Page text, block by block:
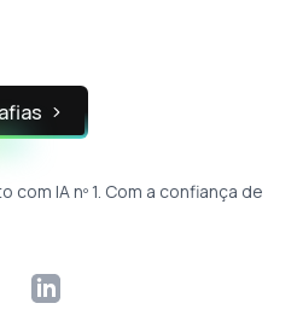
IA nº 1. Com a confiança de
LinkedIn